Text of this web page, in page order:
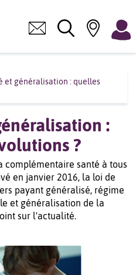
et généralisation : quelles
:
?
complémentaire santé à tous
en janvier 2016, la loi de
payant généralisé, régime
et généralisation de la
sur l'actualité.